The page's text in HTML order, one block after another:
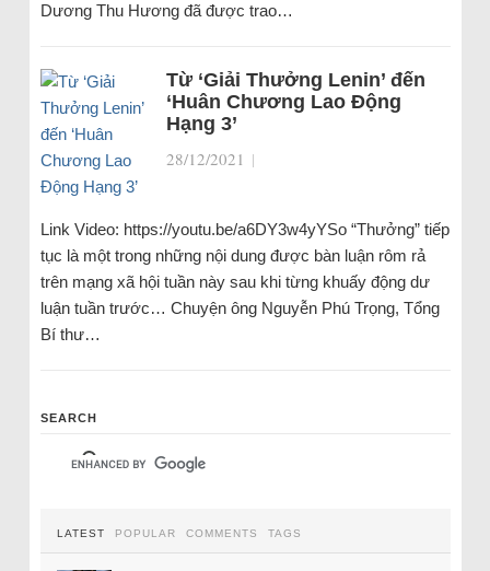
Dương Thu Hương đã được trao…
Từ ‘Giải Thưởng Lenin’ đến
‘Huân Chương Lao Động
Hạng 3’
28/12/2021 |
Link Video: https://youtu.be/a6DY3w4yYSo “Thưởng” tiếp
tục là một trong những nội dung được bàn luận rôm rả
trên mạng xã hội tuần này sau khi từng khuấy động dư
luận tuần trước… Chuyện ông Nguyễn Phú Trọng, Tổng
Bí thư…
SEARCH
LATEST POPULAR COMMENTS TAGS